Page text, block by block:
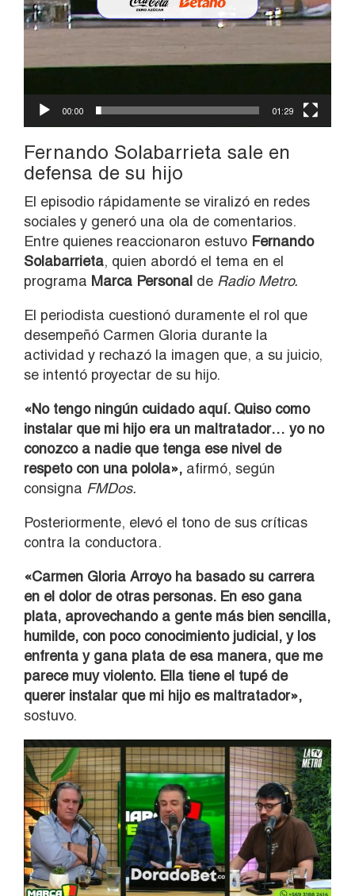
00:00 01:29
Fernando Solabarrieta sale en
defensa de su hijo
El episodio rápidamente se viralizó en redes
sociales y generó una ola de comentarios.
Entre quienes reaccionaron estuvo Fernando
Solabarrieta, quien abordó el tema en el
programa Marca Personal de Radio Metro.
El periodista cuestionó duramente el rol que
desempeñó Carmen Gloria durante la
actividad y rechazó la imagen que, a su juicio,
se intentó proyectar de su hijo.
«No tengo ningún cuidado aquí. Quiso como
instalar que mi hijo era un maltratador… yo no
conozco a nadie que tenga ese nivel de
respeto con una polola», afirmó, según
consigna FMDos.
Posteriormente, elevó el tono de sus críticas
contra la conductora.
«Carmen Gloria Arroyo ha basado su carrera
en el dolor de otras personas. En eso gana
plata, aprovechando a gente más bien sencilla,
humilde, con poco conocimiento judicial, y los
enfrenta y gana plata de esa manera, que me
parece muy violento. Ella tiene el tupé de
querer instalar que mi hijo es maltratador»,
sostuvo.